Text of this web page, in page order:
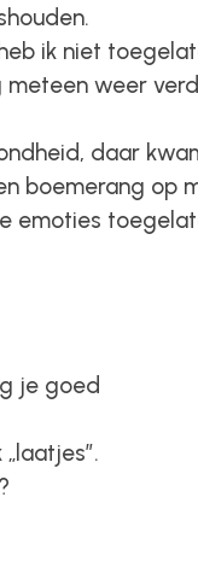
ik niet
weer
daar
boemerang op
emoties
je goed